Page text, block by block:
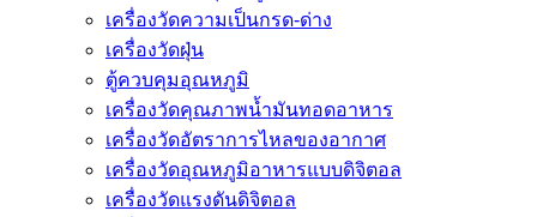
เครื่องวัดความเป็นกรด-ด่าง
เครื่องวัดฝุ่น
ตู้ควบคุมอุณหภูมิ
เครื่องวัดคุณภาพน้ำมันทอดอาหาร
เครื่องวัดอัตราการไหลของอากาศ
เครื่องวัดอุณหภูมิอาหารแบบดิจิตอล
เครื่องวัดแรงดันดิจิตอล